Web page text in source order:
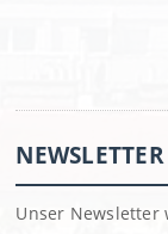
NEWSLETTER
Unser